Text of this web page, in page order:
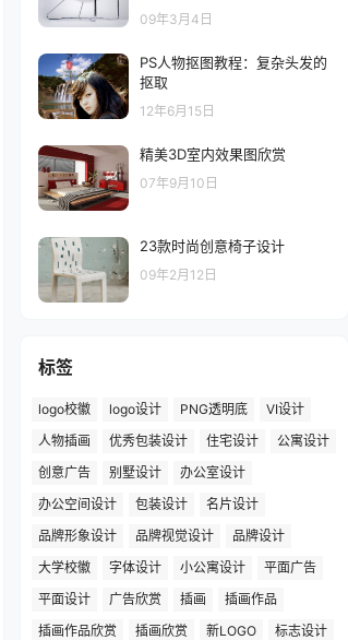
09年3月4日
PS人物抠图教程：复杂头发的
抠取
12年6月15日
精美3D室内效果图欣赏
07年9月10日
23款时尚创意椅子设计
09年2月12日
标签
logo校徽 logo设计 PNG透明底
VI设计
人物插画
优秀包装设计 住宅设计
公寓设计
创意广告
别墅设计
办公室设计
办公空间设计
包装设计
名片设计
品牌形象设计
品牌视觉设计
品牌设计
大学校徽
字体设计 小公寓设计
平面广告
平面设计
广告欣赏 插画
插画作品
插画作品欣赏
插画欣赏 新LOGO
标志设计